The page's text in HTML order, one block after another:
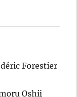
Forestier
Oshii